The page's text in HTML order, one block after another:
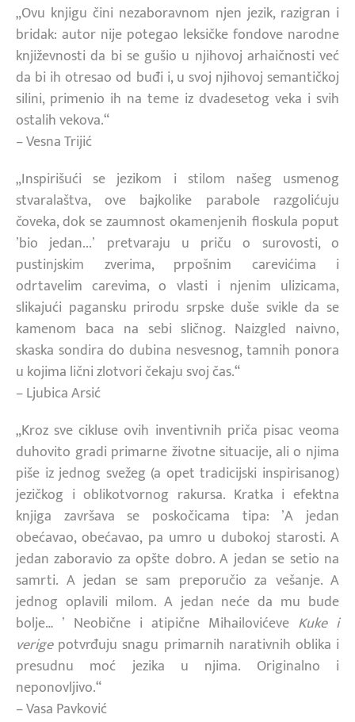
„Ovu knjigu čini nezaboravnom njen jezik, razigran i
bridak: autor nije potegao leksičke fondove narodne
književnosti da bi se gušio u njihovoj arhaičnosti već
da bi ih otresao od buđi i, u svoj njihovoj semantičkoj
silini, primenio ih na teme iz dvadesetog veka i svih
ostalih vekova.“
– Vesna Trijić
„Inspirišući se jezikom i stilom našeg usmenog
stvaralaštva, ove bajkolike parabole razgolićuju
čoveka, dok se zaumnost okamenjenih floskula poput
ʼbio jedan...ʼ pretvaraju u priču o surovosti, o
pustinjskim zverima, prpošnim carevićima i
odrtavelim carevima, o vlasti i njenim ulizicama,
slikajući pagansku prirodu srpske duše svikle da se
kamenom baca na sebi sličnog. Naizgled naivno,
skaska sondira do dubina nesvesnog, tamnih ponora
u kojima lični zlotvori čekaju svoj čas.“
– Ljubica Arsić
„Kroz sve cikluse ovih inventivnih priča pisac veoma
duhovito gradi primarne životne situacije, ali o njima
piše iz jednog svežeg (a opet tradicijski inspirisanog)
jezičkog i oblikotvornog rakursa. Kratka i efektna
knjiga završava se poskočicama tipa: ʼA jedan
obećavao, obećavao, pa umro u dubokoj starosti. A
jedan zaboravio za opšte dobro. A jedan se setio na
samrti. A jedan se sam preporučio za vešanje. A
jednog oplavili milom. A jedan neće da mu bude
bolje… ʼ Neobične i atipične Mihailovićeve Kuke i
verigepotvrđuju snagu primarnih narativnih oblika i
presudnu moć jezika u njima. Originalno i
neponovljivo.“
– Vasa Pavković